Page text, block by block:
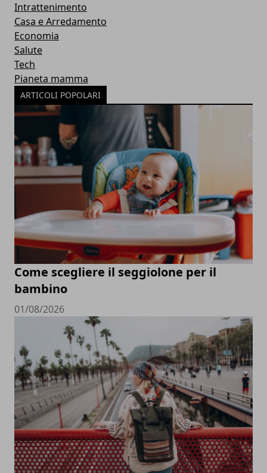
Intrattenimento
Casa e Arredamento
Economia
Salute
Tech
Pianeta mamma
ARTICOLI POPOLARI
Come scegliere il seggiolone per il
bambino
01/08/2026